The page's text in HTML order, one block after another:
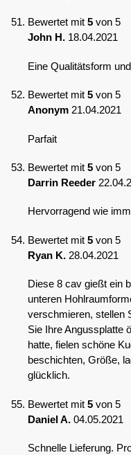
Bewertet mit 5 von 5
John H. 18.04.2021
Eine Qualitätsform
Bewertet mit 5 von 5
Anonym 21.04.2021
Parfait
Bewertet mit 5 von 5
Darrin Reeder
Hervorragend wie
Bewertet mit 5 von 5
Ryan K. 28.04.2021
Diese 8 cav gießt ein
unteren
verschmieren, stellen
Sie Ihre Angussplatte
hatte, fielen schöne
beschichten, Größe,
glücklich.
Bewertet mit 5 von 5
Daniel A. 04.05.2021
Schnelle Lieferung.